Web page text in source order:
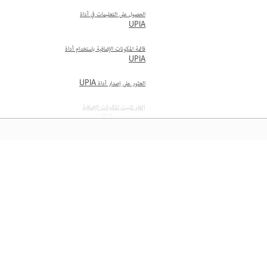
الحصول على التعليمات في أداة
UPIA
قائمة المكونات الإضافية باستخدام أداة
UPIA
العثور على إصدار أداة UPIA
إلغاء تثبيت المكونات الإضافية
باستخدام أداة UPIA